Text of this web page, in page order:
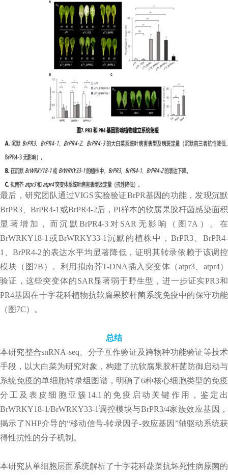
最后，研究团队通过VIGS实验验证BrPR基因的功能，发现沉默
BrPR3、BrPR4-1或BrPR4-2后，PI样本的软腐果胶杆菌感染面积
显著增加，而沉默BrPR4-3对SAR无影响（图7A）。在
BrWRKY18-1或BrWRKY33-1沉默的植株中，BrPR3、BrPR4-
1、BrPR4-2的表达水平均显著降低，证明其转录依赖于该调控
模块（图7B）。利用拟南芥T-DNA插入突变体（atpr3、atpr4）
验证，这些突变体的SAR显著弱于野生型，进一步证实PR3和
PR4基因在十字花科植物抗软腐果胶杆菌系统免疫中的保守功能
（图7C）。
总结
本研究整合snRNA-seq、分子互作验证及跨物种功能验证等技术
手段，以大白菜为研究对象，构建了抗软腐果胶杆菌防御启动与
系统免疫的单细胞转录组图谱，明确了6种核心细胞类型的免疫
分工及表皮细胞亚簇14.1的免疫启动关键作用，鉴定出
BrWRKY18-1/BrWRKY33-1调控模块与BrPR3/4家族效应基因，
揭示了NHP介导的“移动信号-转录因子-效应基因”轴驱动系统获
得性抗性的分子机制。
本研究从单细胞层面系统解析了十字花科蔬菜抗坏死性病原菌的